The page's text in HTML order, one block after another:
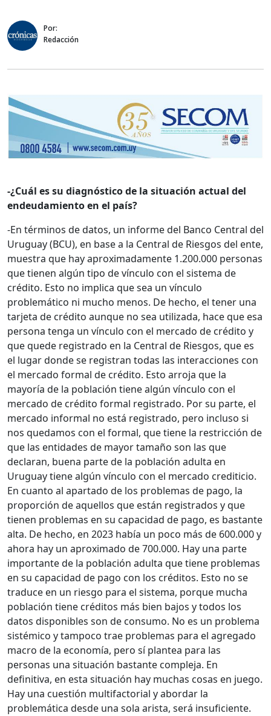
Por:
Redacción
-¿Cuál es su diagnóstico de la situación actual del
endeudamiento en el país?
-En términos de datos, un informe del Banco Central del
Uruguay (BCU), en base a la Central de Riesgos del ente,
muestra que hay aproximadamente 1.200.000 personas
que tienen algún tipo de vínculo con el sistema de
crédito. Esto no implica que sea un vínculo
problemático ni mucho menos. De hecho, el tener una
tarjeta de crédito aunque no sea utilizada, hace que esa
persona tenga un vínculo con el mercado de crédito y
que quede registrado en la Central de Riesgos, que es
el lugar donde se registran todas las interacciones con
el mercado formal de crédito. Esto arroja que la
mayoría de la población tiene algún vínculo con el
mercado de crédito formal registrado. Por su parte, el
mercado informal no está registrado, pero incluso si
nos quedamos con el formal, que tiene la restricción de
que las entidades de mayor tamaño son las que
declaran, buena parte de la población adulta en
Uruguay tiene algún vínculo con el mercado crediticio.
En cuanto al apartado de los problemas de pago, la
proporción de aquellos que están registrados y que
tienen problemas en su capacidad de pago, es bastante
alta. De hecho, en 2023 había un poco más de 600.000 y
ahora hay un aproximado de 700.000. Hay una parte
importante de la población adulta que tiene problemas
en su capacidad de pago con los créditos. Esto no se
traduce en un riesgo para el sistema, porque mucha
población tiene créditos más bien bajos y todos los
datos disponibles son de consumo. No es un problema
sistémico y tampoco trae problemas para el agregado
macro de la economía, pero sí plantea para las
personas una situación bastante compleja. En
definitiva, en esta situación hay muchas cosas en juego.
Hay una cuestión multifactorial y abordar la
problemática desde una sola arista, será insuficiente.